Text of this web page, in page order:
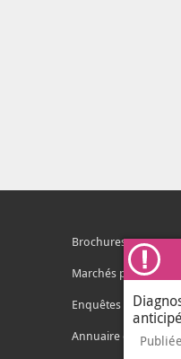
Brochures
Marchés publics
Enquêtes publiques
Annuaire des services